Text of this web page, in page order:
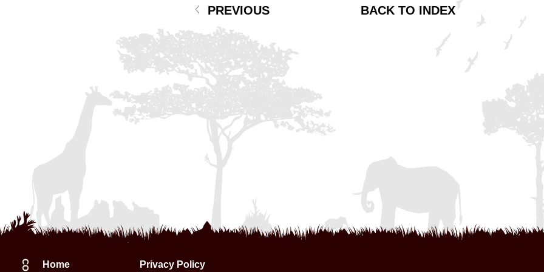
PREVIOUS BACK TO INDEX
Home Privacy Policy